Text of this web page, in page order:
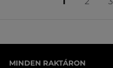
MINDEN RAKTÁRON